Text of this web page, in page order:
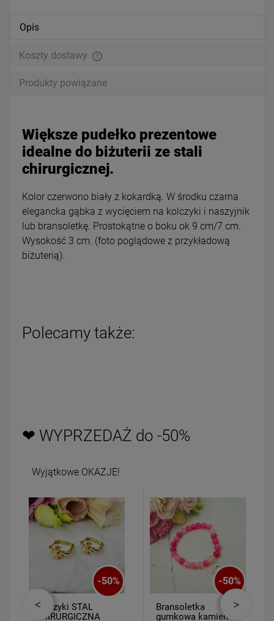
Opis
Koszty dostawy
Produkty powiązane
Większe pudełko prezentowe
idealne do biżuterii ze stali
chirurgicznej.
Kolor czerwono biały z kokardką. W środku czarna
elegancka gąbka z wycięciem na kolczyki i naszyjnik
lub bransoletkę. Prostokątne o boku ok 9 cm/7 cm.
Wysokość 3 cm. (foto poglądowe z przykładową
biżuterią).
Polecamy także:
❤ WYPRZEDAŻ do -50%
Wyjątkowe OKAZJE!
-50%
Kolczyki STAL
CHIRURGICZNA
-50%
Bransoletka
gumkowa kamień